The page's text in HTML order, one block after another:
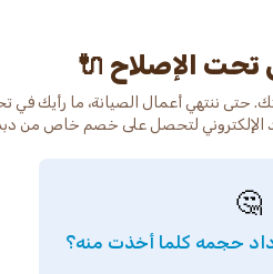
تحت الإصلاح 🔌
حتى ننتهي أعمال الصيانة، ما رأيك في
الإلكتروني لتحصل على خصم خاص من
🤔
حجمه كلما أخذت منه؟